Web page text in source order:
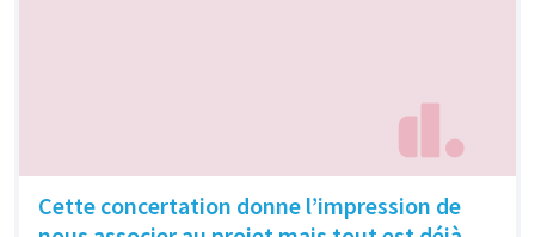
Cette concertation donne l’impression de